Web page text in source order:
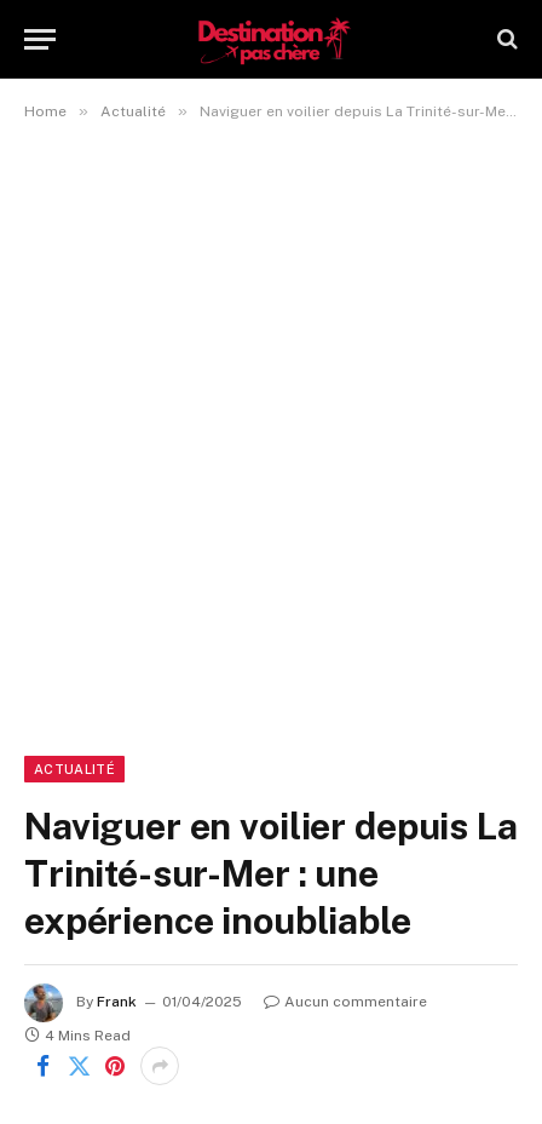
Home » Actualité » Naviguer en voilier depuis La Trinité-sur-Mer : une expérience inoubliable
ACTUALITÉ
Naviguer en voilier depuis La
Trinité-sur-Mer : une
expérience inoubliable
By Frank 01/04/2025
Aucun commentaire
4 Mins Read